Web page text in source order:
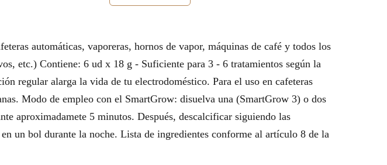
automáticas, vaporeras, hornos de vapor, máquinas de café y todos los
etc.) Contiene: 6 ud x 18 g - Suficiente para 3 - 6 tratamientos según la
regular alarga la vida de tu electrodoméstico. Para el uso en cafeteras
Modo de empleo con el SmartGrow: disuelva una (SmartGrow 3) o dos
aproximadamete 5 minutos. Después, descalcificar siguiendo las
un bol durante la noche. Lista de ingredientes conforme al artículo 8 de la